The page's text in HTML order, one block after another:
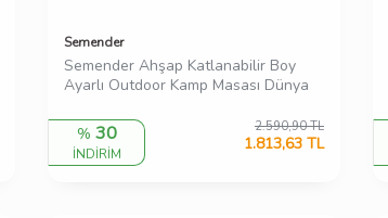
Semender
Semender Ahşap Katlanabilir Boy
Ayarlı Outdoor Kamp Masası Dünya
% 30
İNDİRİM
2.590,90TL
1.813,63 TL